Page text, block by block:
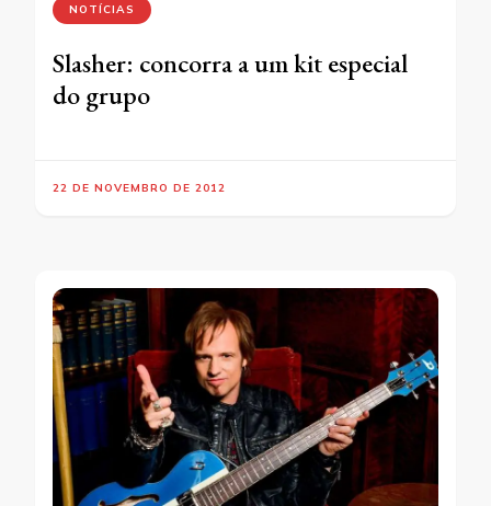
NOTÍCIAS
Slasher: concorra a um kit especial
do grupo
22 DE NOVEMBRO DE 2012